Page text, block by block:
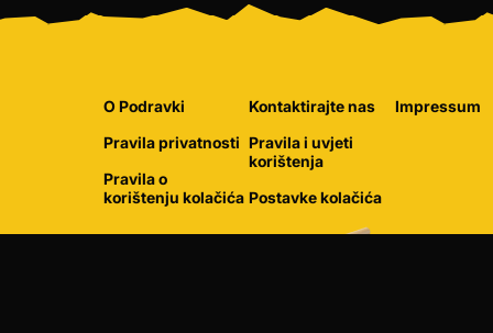
O Podravki
Pravila privatnosti
Pravila o
korištenju kolačića
Kontaktirajte nas
Pravila i uvjeti
korištenja
Postavke kolačića
Impressum